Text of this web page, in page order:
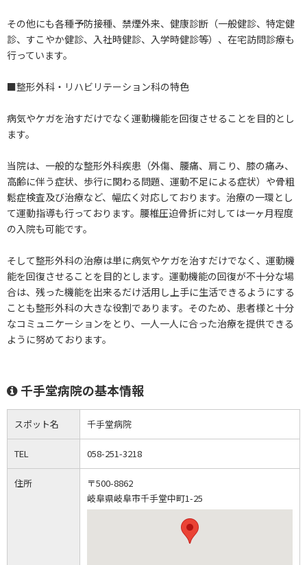
その他にも各種予防接種、禁煙外来、健康診断（一般健診、特定健
診、すこやか健診、入社時健診、入学時健診等）、在宅訪問診療も
行っています。
■整形外科・リハビリテーション科の特色
病気やケガを治すだけでなく運動機能を回復させることを目的とし
ます。
当院は、一般的な整形外科疾患（外傷、腰痛、肩こり、膝の痛み、
高齢に伴う症状、歩行に関わる問題、運動不足による症状）や骨粗
鬆症検査及び治療など、幅広く対応しております。治療の一環とし
て運動指導も行っております。腰椎圧迫骨折に対しては一ヶ月程度
の入院も可能です。
そして整形外科の治療は単に病気やケガを治すだけでなく、運動機
能を回復させることを目的とします。運動機能の回復が不十分な場
合は、残った機能を出来るだけ活用し上手に生活できるようにする
ことも整形外科の大きな役割であります。そのため、患者様と十分
なコミュニケーションをとり、一人一人に合った治療を提供できる
ように努めております。
千手堂病院の基本情報
スポット名 千手堂病院
TEL 058-251-3218
住所
〒500-8862
岐阜県岐阜市千手堂中町1-25